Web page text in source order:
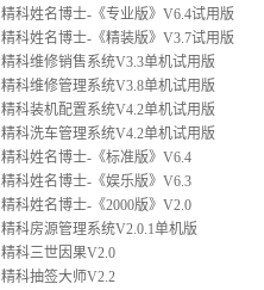
精科姓名博士-《专业版》V6.4试用版
精科姓名博士-《精装版》V3.7试用版
精科维修销售系统V3.3单机试用版
精科维修管理系统V3.8单机试用版
精科装机配置系统V4.2单机试用版
精科洗车管理系统V4.2单机试用版
精科姓名博士-《标准版》V6.4
精科姓名博士-《娱乐版》V6.3
精科姓名博士-《2000版》V2.0
精科房源管理系统V2.0.1单机版
精科三世因果V2.0
精科抽签大师V2.2